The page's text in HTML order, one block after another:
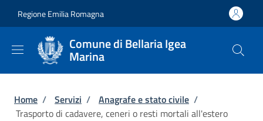
Regione Emilia Romagna
Comune di Bellaria Igea
Marina
Briciole di pane
Home / Servizi / Anagrafe e stato civile /
Trasporto di cadavere, ceneri o resti mortali all'estero